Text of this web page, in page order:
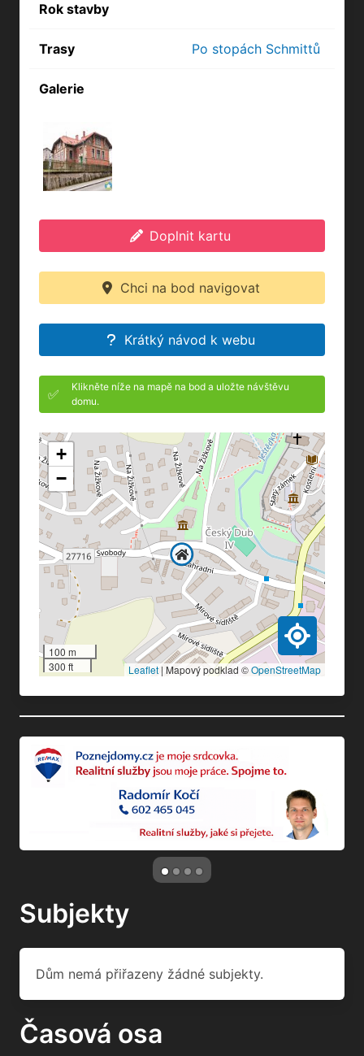
Rok stavby
Trasy Po stopách Schmittů
Galerie
Doplnit kartu
Chci na bod navigovat
Krátký návod k webu
✅
Klikněte níže na mapě na bod a uložte návštěvu
domu.
+
−
100 m
300 ft
Leaflet | Mapový podklad ©OpenStreetMap
Subjekty
Dům nemá přiřazeny žádné subjekty.
Časová osa